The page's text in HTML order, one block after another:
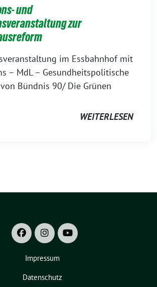
und
zur
im Essbahnhof mit
– MdL – Gesundheitspolitische
Bündnis 90/ Die Grünen
WEITERLESEN
Impressum
Datenschutz